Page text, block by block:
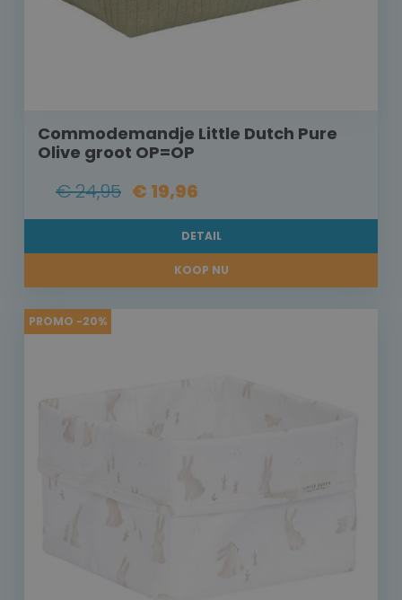
Commodemandje Little Dutch Pure
Olive groot OP=OP
€ 24,95 € 19,96
DETAIL
KOOP NU
PROMO -20%